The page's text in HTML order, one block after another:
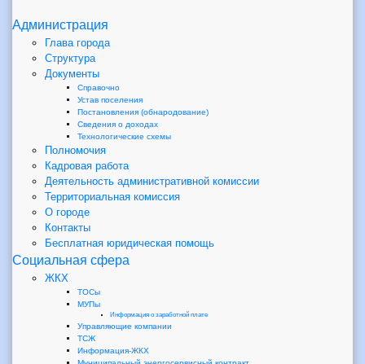
Администрация
Глава города
Структура
Документы
Справочно
Устав поселения
Постановления (обнародование)
Сведения о доходах
Технологические схемы
Полномочия
Кадровая работа
Деятельность административной комиссии
Территориальная комиссия
О городе
Контакты
Бесплатная юридическая помощь
Социальная сфера
ЖКХ
ТОСы
МУПы
Информация о заработной плате
Управляющие компании
ТСЖ
Информация-ЖКХ